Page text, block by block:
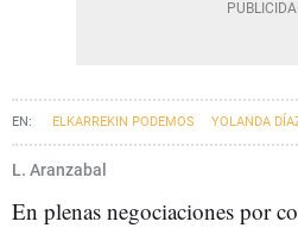
ELKARREKIN PODEMOS YOLANDA
SUMAR LANDER MARTÍNEZ
L. Aranzabal
En plenas negociaciones por